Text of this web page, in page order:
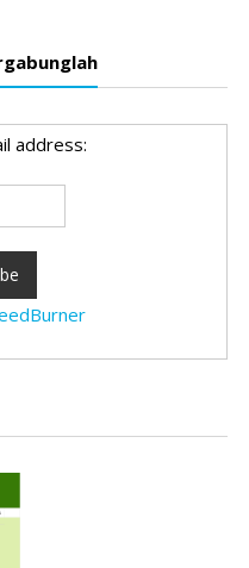
address: